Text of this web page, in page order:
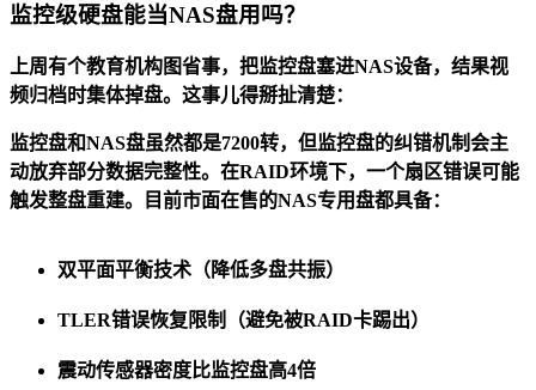
监控级硬盘能当NAS盘用吗？
上周有个教育机构图省事，把监控盘塞进NAS设备，结果视
频归档时集体掉盘。这事儿得掰扯清楚：
监控盘和NAS盘虽然都是7200转，但监控盘的纠错机制会主
动放弃部分数据完整性。在RAID环境下，一个扇区错误可能
触发整盘重建。目前市面在售的NAS专用盘都具备：
双平面平衡技术（降低多盘共振）
TLER错误恢复限制（避免被RAID卡踢出）
震动传感器密度比监控盘高4倍